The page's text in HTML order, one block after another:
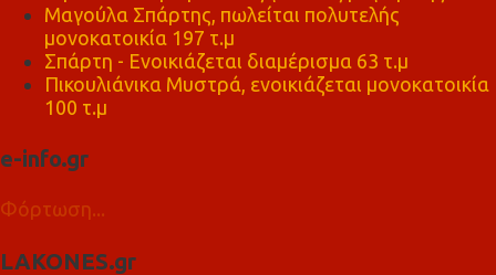
Μαγούλα Σπάρτης, πωλείται πολυτελής
μονοκατοικία 197 τ.μ
Σπάρτη - Ενοικιάζεται διαμέρισμα 63 τ.μ
Πικουλιάνικα Μυστρά, ενοικιάζεται μονοκατοικία
100 τ.μ
e-info.gr
Φόρτωση...
LAKONES.gr